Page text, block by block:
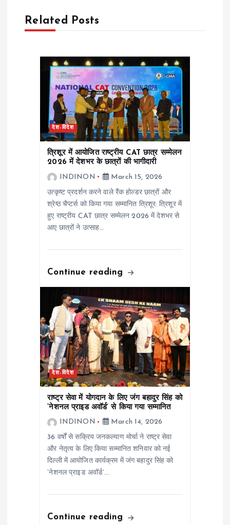
n
a
Related Posts
देश-विदेश
त्रिशूर में आयोजित राष्ट्रीय CAT छात्र सम्मेलन
2026 में देशभर के छात्रों की भागीदारी
INDINON
March 15, 2026
उत्कृष्ट प्रदर्शन करने वाले रैंक होल्डर छात्रों और
श्रेष्ठ चैप्टर्स को किया गया सम्मानित त्रिशूर: त्रिशूर में
हुए राष्ट्रीय CAT छात्र सम्मेलन 2026 में देशभर से
आए छात्रों ने उत्साह…
Continue reading
देश-विदेश
राष्ट्र सेवा में योगदान के लिए जंग बहादुर सिंह को
‘नेशनल प्राइड अवॉर्ड’ से किया गया सम्मानित
INDINON
March 14, 2026
36 वर्षों से सक्रिय जनकल्याण मोर्चा ने राष्ट्र सेवा
और नेतृत्व के लिए किया सम्मानित शनिवार को नई
दिल्ली में आयोजित कार्यक्रम में जंग बहादुर सिंह को
‘नेशनल प्राइड अवॉर्ड’…
Continue reading